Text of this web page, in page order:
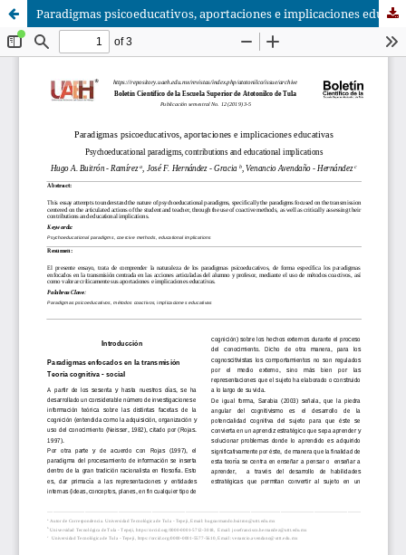
Paradigmas psicoeducativos, aportaciones e implicaciones educativas